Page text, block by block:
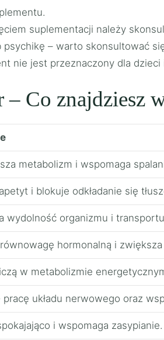
suplementacji należy
psychikę – warto skonsultować
nie jest przeznaczony dla dzieci
Co znajdziesz
metabolizm i wspomaga
i blokuje odkładanie się
wydolność organizmu i
hormonalną i
w metabolizmie
pracę układu nerwowego oraz
i wspomaga zasypianie.